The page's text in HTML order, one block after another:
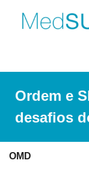
Ordem e
desafios
OMD